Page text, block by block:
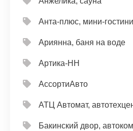
Анта-плюс, мини-
Ариянна, баня на воде
Артика-НН
АссортиАвто
АТЦ Автомат,
Бакинский двор,